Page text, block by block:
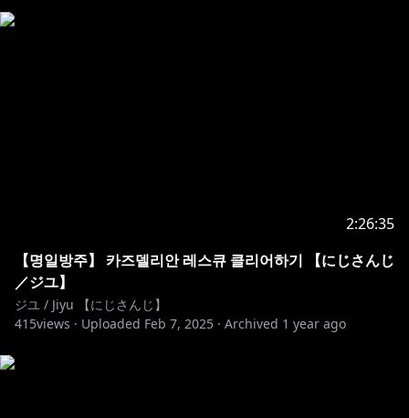
・他の方の気持ちを悪くさせるほどの悪口、セクハラは
禁止です！
・配信の内容と関係ないVtuberさんの話等々はおやめ
ください
・問題になるような発言やニックネーム
2:26:35
【명일방주】 카즈델리안 레스큐 클리어하기 【にじさんじ
／ジユ】
ジユ / Jiyu 【にじさんじ】
415views · Uploaded Feb 7, 2025 · Archived 1 year ago